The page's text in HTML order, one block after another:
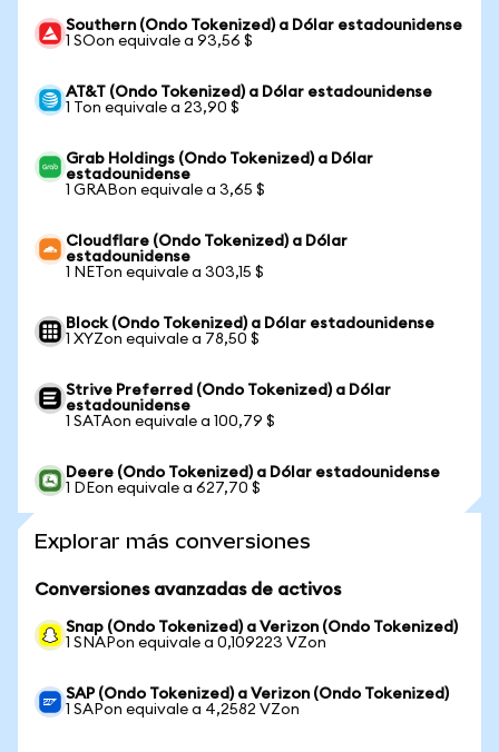
Southern (Ondo Tokenized) a Dólar estadounidense
1 SOon equivale a 93,56 $
AT&T (Ondo Tokenized) a Dólar estadounidense
1 Ton equivale a 23,90 $
Grab Holdings (Ondo Tokenized) a Dólar
estadounidense
1 GRABon equivale a 3,65 $
Cloudflare (Ondo Tokenized) a Dólar
estadounidense
1 NETon equivale a 303,15 $
Block (Ondo Tokenized) a Dólar estadounidense
1 XYZon equivale a 78,50 $
Strive Preferred (Ondo Tokenized) a Dólar
estadounidense
1 SATAon equivale a 100,79 $
Deere (Ondo Tokenized) a Dólar estadounidense
1 DEon equivale a 627,70 $
Explorar más conversiones
Conversiones avanzadas de activos
Snap (Ondo Tokenized) a Verizon (Ondo Tokenized)
1 SNAPon equivale a 0,109223 VZon
SAP (Ondo Tokenized) a Verizon (Ondo Tokenized)
1 SAPon equivale a 4,2582 VZon